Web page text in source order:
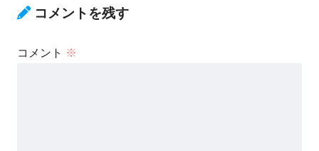
コメントを残す
コメント ※